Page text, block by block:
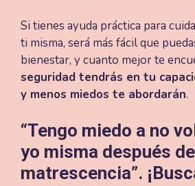
Si tienes ayuda práctica para
ti misma, será más fácil que
bienestar, y cuanto mejor te
seguridad tendrás en tu
y menos miedos te abordarán.
“Tengo miedo a no
yo misma después
matrescencia”.